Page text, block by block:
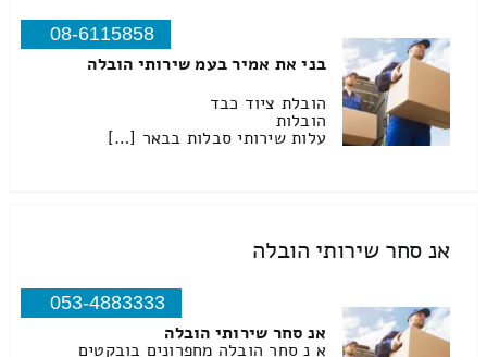
08-6115858
בני את אמיר בעמ שירותי הובלה
הובלת ציוד כבד
הובלות
עלות שירותי סבלות בבאר […]
אנ סחר שירותי הובלה
053-4883333
אנ סחר שירותי הובלה
א נ סחר הובלה מחפרונים בובקטים